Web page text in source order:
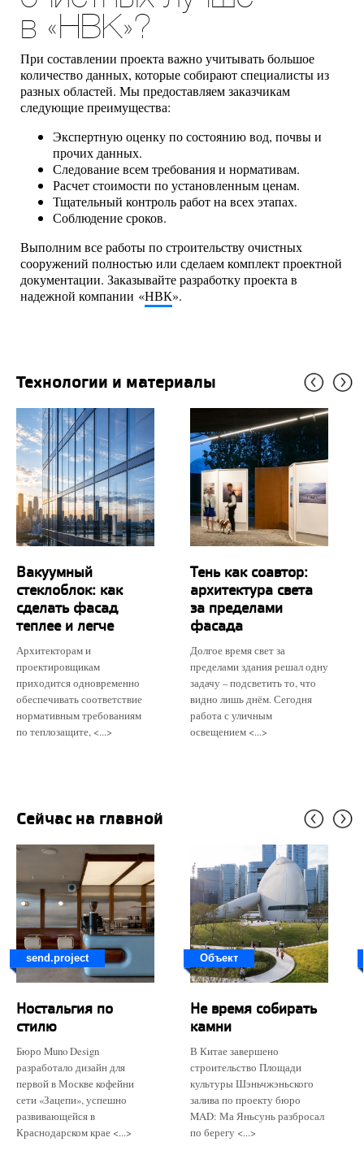
в «НВК»?
При составлении проекта важно учитывать большое
количество данных, которые собирают специалисты из
разных областей. Мы предоставляем заказчикам
следующие преимущества:
Экспертную оценку по состоянию вод, почвы и
прочих данных.
Следование всем требования и нормативам.
Расчет стоимости по установленным ценам.
Тщательный контроль работ на всех этапах.
Соблюдение сроков.
Выполним все работы по строительству очистных
сооружений полностью или сделаем комплект проектной
документации. Заказывайте разработку проекта в
надежной компании «НВК».
Технологии и материалы
Вакуумный
стеклоблок: как
сделать фасад
теплее и легче
Архитекторам и
проектировщикам
приходится одновременно
обеспечивать соответствие
нормативным требованиям
по теплозащите, <...>
Тень как соавтор:
архитектура света
за пределами
фасада
Долгое время свет за
пределами здания решал одну
задачу – подсветить то, что
видно лишь днём. Сегодня
работа с уличным
освещением <...>
Сейчас на главной
send.project
Ностальгия по
стилю
Бюро Muno Design
разработало дизайн для
первой в Москве кофейни
сети «Зацепи», успешно
развивающейся в
Краснодарском крае <...>
Объект
Не время собирать
камни
В Китае завершено
строительство Площади
культуры Шэньчжэньского
залива по проекту бюро
MAD: Ма Яньсунь разбросал
по берегу <...>